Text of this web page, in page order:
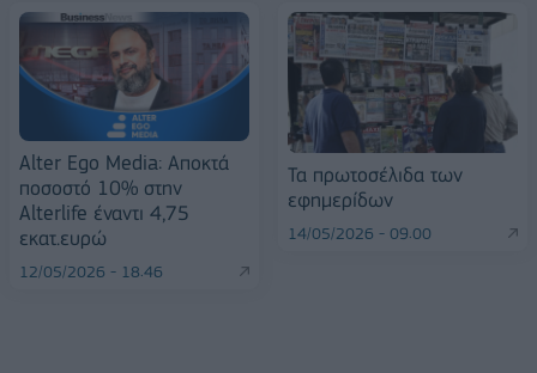
Alter Ego Media: Αποκτά
ποσοστό 10% στην
Alterlife έναντι 4,75
εκατ.ευρώ
12/05/2026 - 18:46
Τα πρωτοσέλιδα των
εφημερίδων
14/05/2026 - 09:00